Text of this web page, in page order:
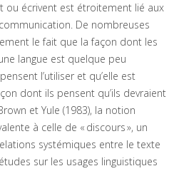
ou écrivent est étroitement lié aux
De nombreuses
le fait que la façon dont les
langue est quelque peu
l’utiliser et qu’elle est
dont ils pensent qu’ils devraient
et Yule (1983), la notion
à celle de « discours », un
systémiques entre le texte
sur les usages linguistiques